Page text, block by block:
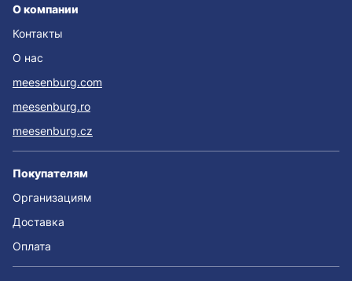
О компании
Контакты
О нас
meesenburg.com
meesenburg.ro
meesenburg.cz
Покупателям
Организациям
Доставка
Оплата